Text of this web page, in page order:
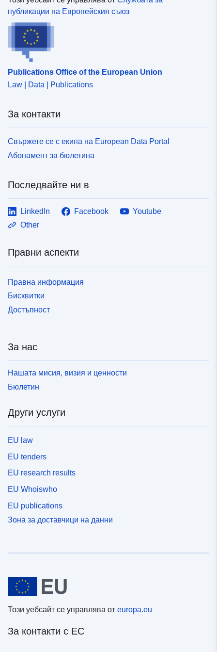
публикации на Европейския съюз
Publications Office of the European Union
Law | Data | Publications
За контакти
Свържете се с екипа на European Data Portal
Абонамент за бюлетина
Последвайте ни в
LinkedIn Facebook
Youtube
Other
Правни аспекти
Правна информация
Бисквитки
Достъпност
За нас
Нашата мисия, визия и ценности
Бюлетин
Други услуги
EU law
EU tenders
EU research results
EU Whoiswho
EU publications
Зона за доставчици на данни
Този уебсайт се управлява от europa.eu
За контакти с ЕС